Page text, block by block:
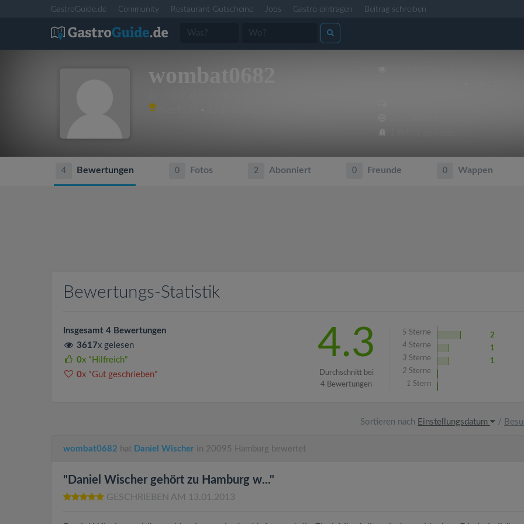
GastroGuide.de Community Restaurant-Gutscheine Jobs Gastro eintragen Beitrag schreiben
wombat0682
4 Bewertungen 0 Fotos 2 Abonniert 0 Freunde 0 Wappen
Bewertungs-Statistik
Insgesamt 4 Bewertungen
3617x gelesen
0x "Hilfreich"
0x "Gut geschrieben"
4.3
Durchschnitt bei
4 Bewertungen
5 Sterne
2
4 Sterne
1
3 Sterne
1
2 Sterne
1 Stern
Sortieren nach Einstellungsdatum /
wombat0682 hat Daniel Wischer in 20095 Hamburg bewertet
"Daniel Wischer gehört zu Hamburg w..."
GESCHRIEBEN AM 13.01.2013